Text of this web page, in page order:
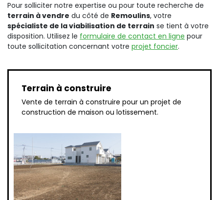
Pour solliciter notre expertise ou pour toute recherche de
terrain à vendre du côté de Remoulins, votre
spécialiste de la viabilisation de terrain se tient à votre
disposition. Utilisez le formulaire de contact en ligne pour
toute sollicitation concernant votre projet foncier.
Terrain à construire
Vente de terrain à construire pour un projet de
construction de maison ou lotissement.